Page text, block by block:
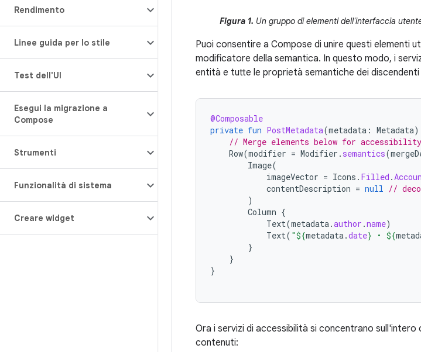
Rendimento
Linee guida per lo stile
Test dell'UI
Esegui la migrazione a
Compose
Strumenti
Funzionalità di sistema
Creare widget
Figura 1. Un gruppo di elementi dell'interfaccia
Puoi consentire a Compose di unire questi elementi
modificatore della semantica. In questo modo, i
entità e tutte le proprietà semantiche dei discendenti
@Composable
private fun PostMetadata(metadata : Metadata)
// Merge elements below for accessibility
Row(modifier = Modifier . semantics(
Image(
imageVector = Icons . Filled .
contentDescription = null //
)
Column {
Text(metadata.author .name)
Text( "${metadata.date} • ${
}
}
}
Ora i servizi di accessibilità si concentrano
contenuti: